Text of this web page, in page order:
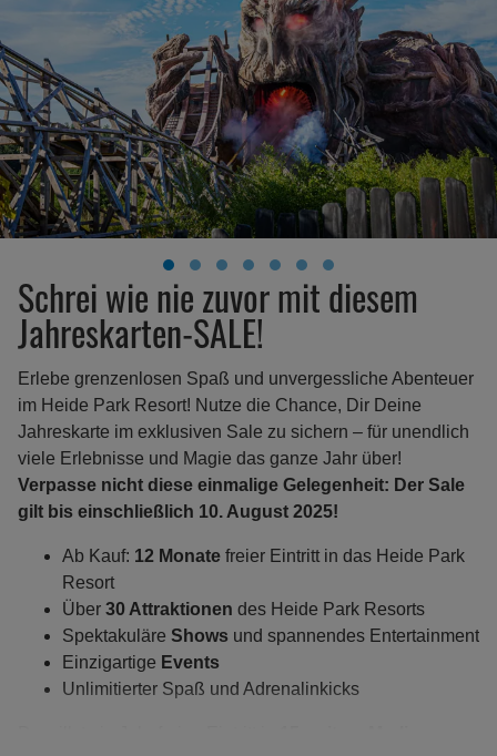
Schrei wie nie zuvor mit diesem
Jahreskarten-SALE!
Erlebe grenzenlosen Spaß und unvergessliche Abenteuer
im Heide Park Resort! Nutze die Chance, Dir Deine
Jahreskarte im exklusiven Sale zu sichern – für unendlich
viele Erlebnisse und Magie das ganze Jahr über!
Verpasse nicht diese einmalige Gelegenheit: Der Sale
gilt bis einschließlich 10. August 2025!
Ab Kauf: 12 Monate freier Eintritt in das Heide Park
Resort
Über 30 Attraktionen des Heide Park Resorts
Spektakuläre Shows und spannendes Entertainment
Einzigartige Events
Unlimitierter Spaß und Adrenalinkicks